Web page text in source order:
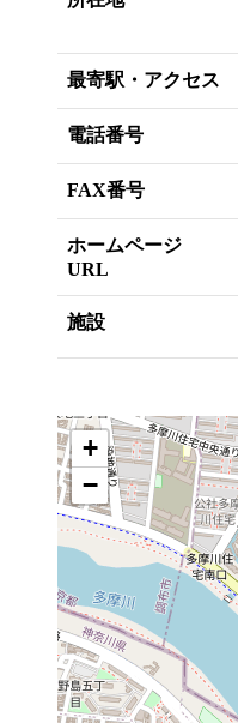
最寄駅・アクセス
電話番号
FAX番号
ホームページ
URL
施設
+
−